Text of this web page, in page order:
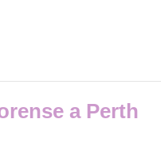
a Perth